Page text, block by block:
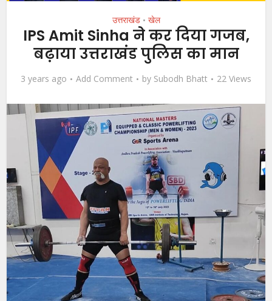
उत्तराखंड • खेल
IPS Amit Sinha ने कर दिया गजब,
बढ़ाया उत्तराखंड पुलिस का मान
3 years ago Add Comment by Subodh Bhatt 22 Views